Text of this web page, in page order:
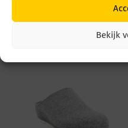
Bekijk
€109,95